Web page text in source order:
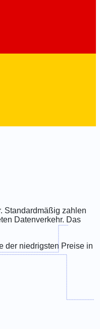
Standardmäßig zahlen
Datenverkehr. Das
der niedrigsten Preise in